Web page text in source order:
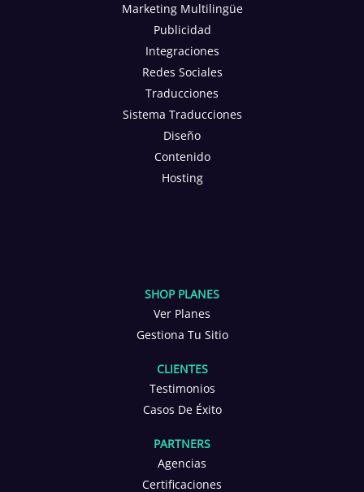
Marketing Multilingüe
Publicidad
Integraciones
Redes Sociales
Traducciones
Sistema Traducciones
Diseño
Contenido
Hosting
SHOP PLANES
Ver Planes
Gestiona Tu Sitio
CLIENTES
Testimonios
Casos De Éxito
PARTNERS
Agencias
Certificaciones